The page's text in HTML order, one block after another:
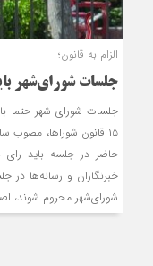
الزام به قانون؛
جلسات شورای‌شهر
جلسات شورای شهر حتما
حاضر در جلسه باید رای
خبرنگاران و رسانه‌ها در
شورای‌شهر محروم شوند،